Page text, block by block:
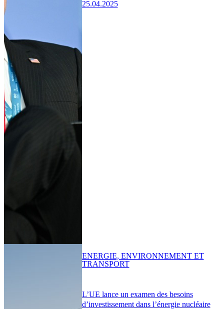
25.04.2025
L’UE lance un examen des besoins
d’investissement dans l’énergie nucléaire
ENERGIE, ENVIRONNEMENT ET
TRANSPORT